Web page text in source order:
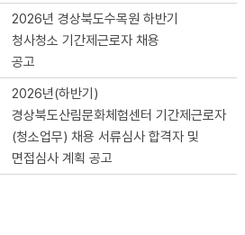
2026년 경상북도수목원 하반기
청사청소 기간제근로자 채용
공고
2026년(하반기)
경상북도산림문화체험센터 기간제근로자
(청소업무) 채용 서류심사 합격자 및
면접심사 계획 공고